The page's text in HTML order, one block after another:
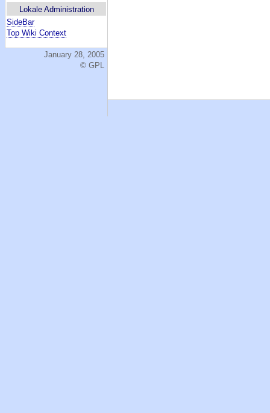
Lokale Administration
SideBar
Top Wiki Context
January 28, 2005
© GPL